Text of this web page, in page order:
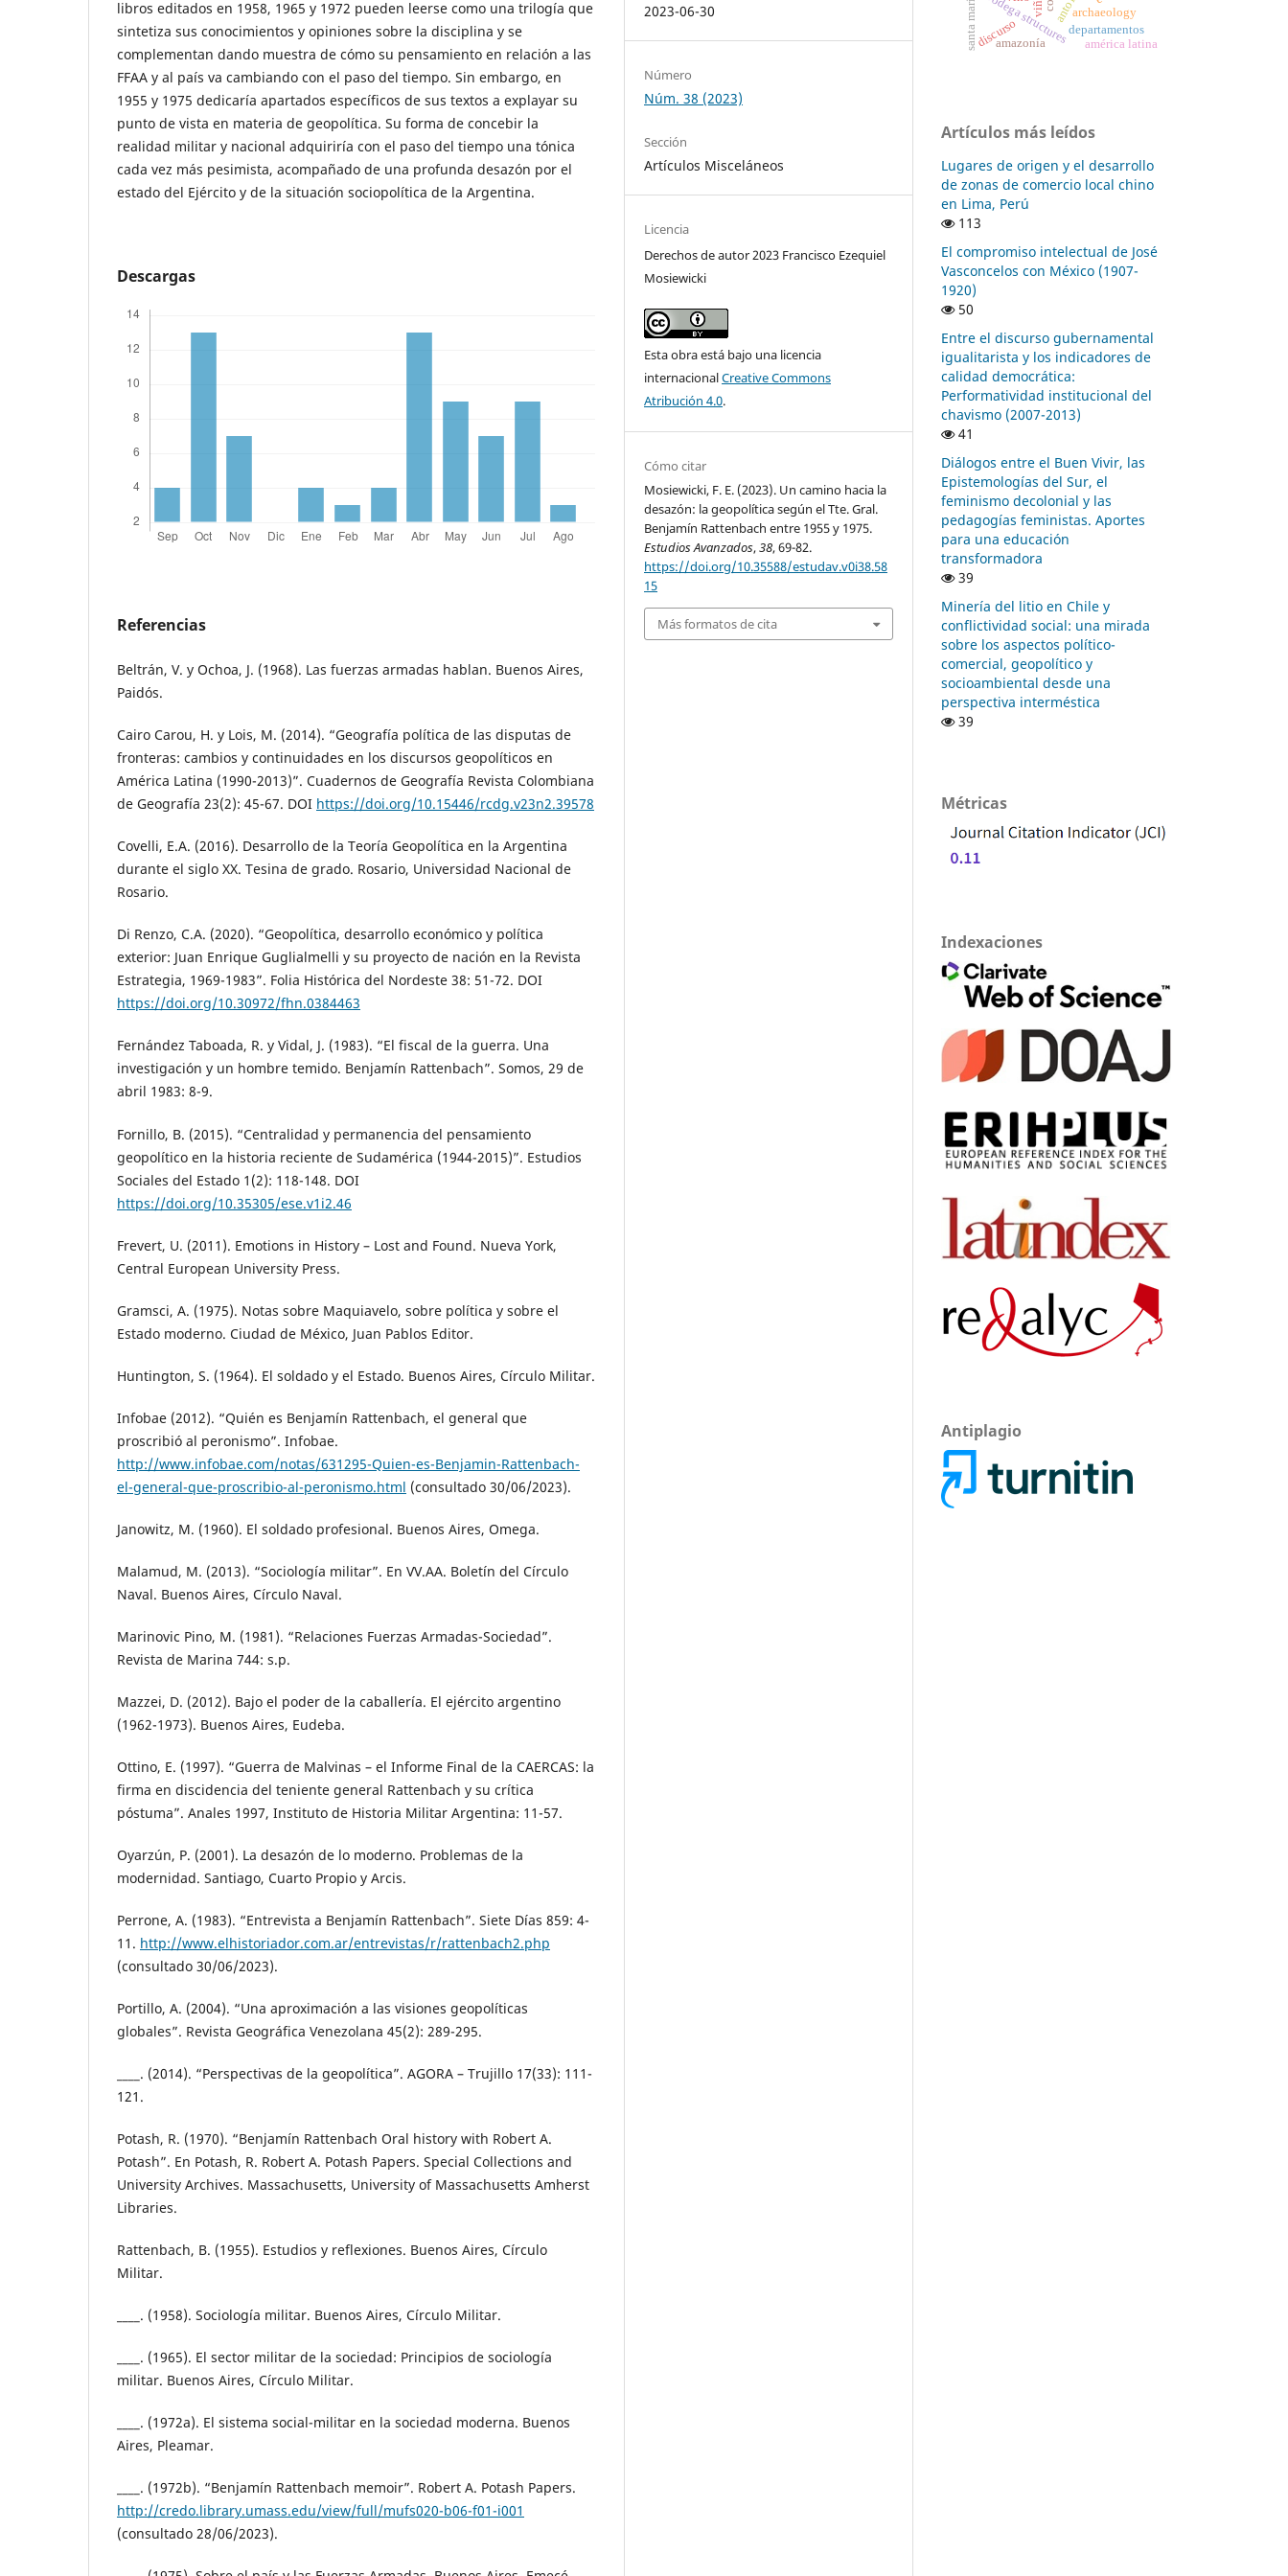
libros editados en 1958, 1965 y 1972 pueden leerse como una trilogía que
sintetiza sus conocimientos y opiniones sobre la disciplina y se
complementan dando muestra de cómo su pensamiento en relación a las
FFAA y al país va cambiando con el paso del tiempo. Sin embargo, en
1955 y 1975 dedicaría apartados específicos de sus textos a explayar su
punto de vista en materia de geopolítica. Su forma de concebir la
realidad militar y nacional adquiriría con el paso del tiempo una tónica
cada vez más pesimista, acompañado de una profunda desazón por el
estado del Ejército y de la situación sociopolítica de la Argentina.
Descargas
Referencias
Beltrán, V. y Ochoa, J. (1968). Las fuerzas armadas hablan. Buenos Aires,
Paidós.
Cairo Carou, H. y Lois, M. (2014). “Geografía política de las disputas de
fronteras: cambios y continuidades en los discursos geopolíticos en
América Latina (1990-2013)”. Cuadernos de Geografía Revista Colombiana
de Geografía 23(2): 45-67. DOI https://doi.org/10.15446/rcdg.v23n2.39578
Covelli, E.A. (2016). Desarrollo de la Teoría Geopolítica en la Argentina
durante el siglo XX. Tesina de grado. Rosario, Universidad Nacional de
Rosario.
Di Renzo, C.A. (2020). “Geopolítica, desarrollo económico y política
exterior: Juan Enrique Guglialmelli y su proyecto de nación en la Revista
Estrategia, 1969-1983”. Folia Histórica del Nordeste 38: 51-72. DOI
https://doi.org/10.30972/fhn.0384463
Fernández Taboada, R. y Vidal, J. (1983). “El fiscal de la guerra. Una
investigación y un hombre temido. Benjamín Rattenbach”. Somos, 29 de
abril 1983: 8-9.
Fornillo, B. (2015). “Centralidad y permanencia del pensamiento
geopolítico en la historia reciente de Sudamérica (1944-2015)”. Estudios
Sociales del Estado 1(2): 118-148. DOI
https://doi.org/10.35305/ese.v1i2.46
Frevert, U. (2011). Emotions in History – Lost and Found. Nueva York,
Central European University Press.
Gramsci, A. (1975). Notas sobre Maquiavelo, sobre política y sobre el
Estado moderno. Ciudad de México, Juan Pablos Editor.
Huntington, S. (1964). El soldado y el Estado. Buenos Aires, Círculo Militar.
Infobae (2012). “Quién es Benjamín Rattenbach, el general que
proscribió al peronismo”. Infobae.
http://www.infobae.com/notas/631295-Quien-es-Benjamin-Rattenbach-
el-general-que-proscribio-al-peronismo.html (consultado 30/06/2023).
Janowitz, M. (1960). El soldado profesional. Buenos Aires, Omega.
Malamud, M. (2013). “Sociología militar”. En VV.AA. Boletín del Círculo
Naval. Buenos Aires, Círculo Naval.
Marinovic Pino, M. (1981). “Relaciones Fuerzas Armadas-Sociedad”.
Revista de Marina 744: s.p.
Mazzei, D. (2012). Bajo el poder de la caballería. El ejército argentino
(1962-1973). Buenos Aires, Eudeba.
Ottino, E. (1997). “Guerra de Malvinas – el Informe Final de la CAERCAS: la
firma en discidencia del teniente general Rattenbach y su crítica
póstuma”. Anales 1997, Instituto de Historia Militar Argentina: 11-57.
Oyarzún, P. (2001). La desazón de lo moderno. Problemas de la
modernidad. Santiago, Cuarto Propio y Arcis.
Perrone, A. (1983). “Entrevista a Benjamín Rattenbach”. Siete Días 859: 4-
11. http://www.elhistoriador.com.ar/entrevistas/r/rattenbach2.php
(consultado 30/06/2023).
Portillo, A. (2004). “Una aproximación a las visiones geopolíticas
globales”. Revista Geográfica Venezolana 45(2): 289-295.
____. (2014). “Perspectivas de la geopolítica”. AGORA – Trujillo 17(33): 111-
121.
Potash, R. (1970). “Benjamín Rattenbach Oral history with Robert A.
Potash”. En Potash, R. Robert A. Potash Papers. Special Collections and
University Archives. Massachusetts, University of Massachusetts Amherst
Libraries.
Rattenbach, B. (1955). Estudios y reflexiones. Buenos Aires, Círculo
Militar.
____. (1958). Sociología militar. Buenos Aires, Círculo Militar.
____. (1965). El sector militar de la sociedad: Principios de sociología
militar. Buenos Aires, Círculo Militar.
____. (1972a). El sistema social-militar en la sociedad moderna. Buenos
Aires, Pleamar.
____. (1972b). “Benjamín Rattenbach memoir”. Robert A. Potash Papers.
http://credo.library.umass.edu/view/full/mufs020-b06-f01-i001
(consultado 28/06/2023).
2023-06-30
Número
Núm. 38 (2023)
Sección
Artículos Misceláneos
Licencia
Derechos de autor 2023 Francisco Ezequiel
Mosiewicki
Esta obra está bajo una licencia
internacionalCreative Commons
Atribución 4.0.
Cómo citar
Mosiewicki, F. E. (2023). Un camino hacia la
desazón: la geopolítica según el Tte. Gral.
Benjamín Rattenbach entre 1955 y 1975.
Estudios Avanzados,38, 69-82.
https://doi.org/10.35588/estudav.v0i38.58
15
Más formatos de cita
bodega structures archaeology
departamentos
discurso américa latina
amazonía
Artículos más leídos
Lugares de origen y el desarrollo
de zonas de comercio local chino
en Lima, Perú
113
El compromiso intelectual de José
Vasconcelos con México (1907-
1920)
50
Entre el discurso gubernamental
igualitarista y los indicadores de
calidad democrática:
Performatividad institucional del
chavismo (2007-2013)
41
Diálogos entre el Buen Vivir, las
Epistemologías del Sur, el
feminismo decolonial y las
pedagogías feministas. Aportes
para una educación
transformadora
39
Minería del litio en Chile y
conflictividad social: una mirada
sobre los aspectos político-
comercial, geopolítico y
socioambiental desde una
perspectiva interméstica
39
Métricas
Indexaciones
Antiplagio